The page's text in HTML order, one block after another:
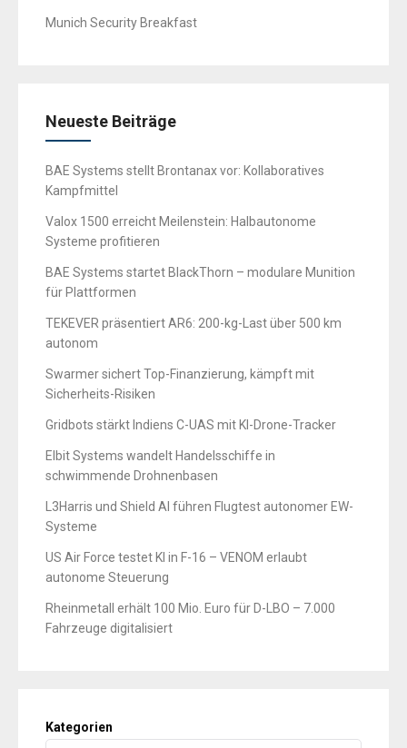
Munich Security Breakfast
Neueste Beiträge
BAE Systems stellt Brontanax vor: Kollaboratives
Kampfmittel
Valox 1500 erreicht Meilenstein: Halbautonome
Systeme profitieren
BAE Systems startet BlackThorn – modulare Munition
für Plattformen
TEKEVER präsentiert AR6: 200-kg-Last über 500 km
autonom
Swarmer sichert Top-Finanzierung, kämpft mit
Sicherheits-Risiken
Gridbots stärkt Indiens C-UAS mit KI-Drone-Tracker
Elbit Systems wandelt Handelsschiffe in
schwimmende Drohnenbasen
L3Harris und Shield AI führen Flugtest autonomer EW-
Systeme
US Air Force testet KI in F-16 – VENOM erlaubt
autonome Steuerung
Rheinmetall erhält 100 Mio. Euro für D-LBO – 7.000
Fahrzeuge digitalisiert
Kategorien